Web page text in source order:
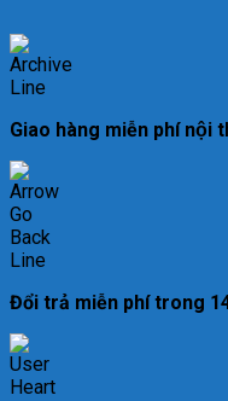
Giao hàng miễn phí nội
Đổi trả miễn phí trong